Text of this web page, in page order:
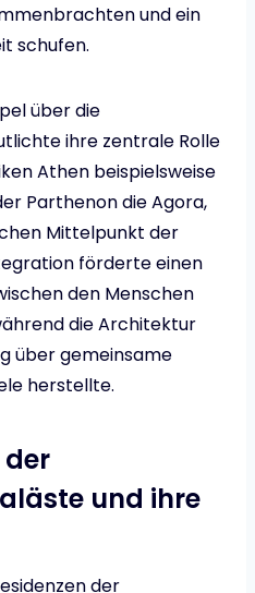
und ein
schufen.
über die
ihre zentrale Rolle
Athen beispielsweise
Parthenon die Agora,
Mittelpunkt der
förderte einen
den Menschen
die Architektur
über gemeinsame
herstellte.
und ihre
der